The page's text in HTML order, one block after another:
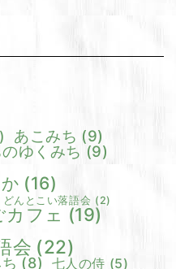
あこみち (9)
ゆくみち (9)
(16)
どんとこい落語会 (2)
カフェ (19)
会 (22)
(8) 七人の侍 (5)